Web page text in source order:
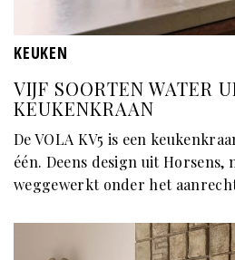
KEUKEN
VIJF SOORTEN WATER
KEUKENKRAAN
De VOLA KV5 is een
één. Deens design uit Horsens,
weggewerkt onder het